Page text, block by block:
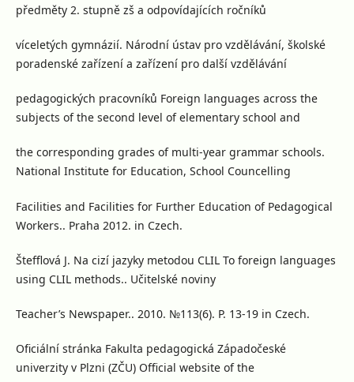
předměty 2. stupně zš a odpovídajících ročníků
víceletých gymnázií. Národní ústav pro vzdělávání, školské
poradenské zařízení a zařízení pro další vzdělávání
pedagogických pracovníků Foreign languages across the
subjects of the second level of elementary school and
the corresponding grades of multi-year grammar schools.
National Institute for Education, School Councelling
Facilities and Facilities for Further Education of Pedagogical
Workers.. Praha 2012. in Czech.
Štefflová J. Na cizí jazyky metodou CLIL To foreign languages
using CLIL methods.. Učitelské noviny
Teacher’s Newspaper.. 2010. №113(6). P. 13-19 in Czech.
Oficiální stránka Fakulta pedagogická Západočeské
univerzity v Plzni (ZČU) Official website of the